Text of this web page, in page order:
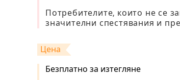
Потребителите, които не се
значителни спестявания и
Цена
Безплатно за изтегляне